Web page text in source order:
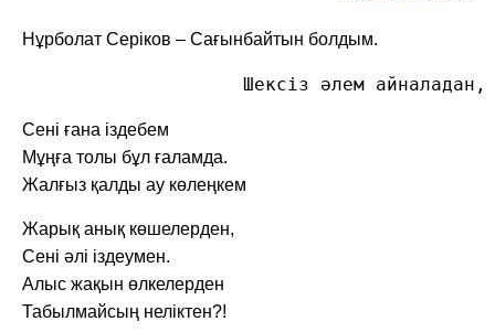
Нұрболат Серіков – Сағынбайтын болдым.
                    Шексіз әлем айналадан,
Сені ғана іздебем
Мұңға толы бұл ғаламда.
Жалғыз қалды ау көлеңкем
Жарық анық көшелерден,
Сені әлі іздеумен.
Алыс жақын өлкелерден
Табылмайсың неліктен?!